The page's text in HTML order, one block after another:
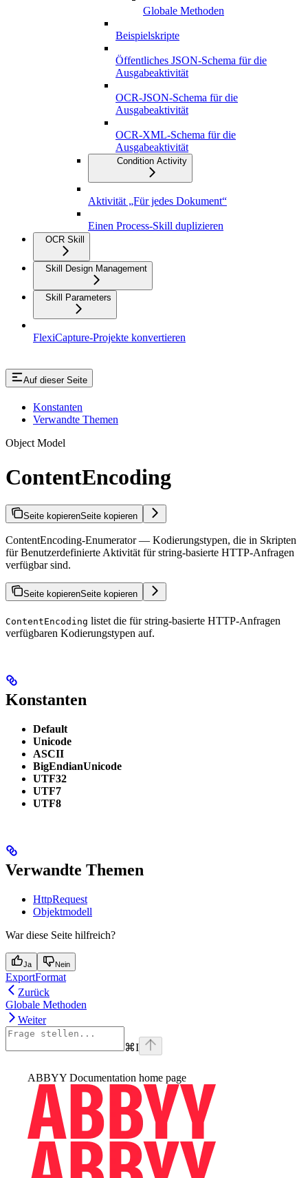
Globale Methoden
Beispielskripte
Öffentliches JSON-Schema für die
Ausgabeaktivität
OCR-JSON-Schema für die
Ausgabeaktivität
OCR-XML-Schema für die
Ausgabeaktivität
Condition Activity
Aktivität „Für jedes Dokument“
Einen Process-Skill duplizieren
OCR Skill
Skill Design Management
Skill Parameters
FlexiCapture-Projekte konvertieren
Auf dieser Seite
Konstanten
Verwandte Themen
Object Model
ContentEncoding
Seite kopierenSeite kopieren
ContentEncoding-Enumerator — Kodierungstypen, die in Skripten
für Benutzerdefinierte Aktivität für string-basierte HTTP-Anfragen
verfügbar sind.
Seite kopierenSeite kopieren
ContentEncoding listet die für string-basierte HTTP-Anfragen
verfügbaren Kodierungstypen auf.
Konstanten
Default
Unicode
ASCII
BigEndianUnicode
UTF32
UTF7
UTF8
Verwandte Themen
HttpRequest
Objektmodell
War diese Seite hilfreich?
Ja Nein
ExportFormat
Zurück
Globale Methoden
Weiter
⌘I
ABBYY Documentation home page